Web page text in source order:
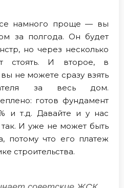
намного проще — вы
за полгода. Он будет
но через несколько
стоять. И второе, в
не можете сразу взять
за весь дом.
готов фундамент
и т.д. Давайте и у нас
И уже не может быть
потому что его платеж
строительства.